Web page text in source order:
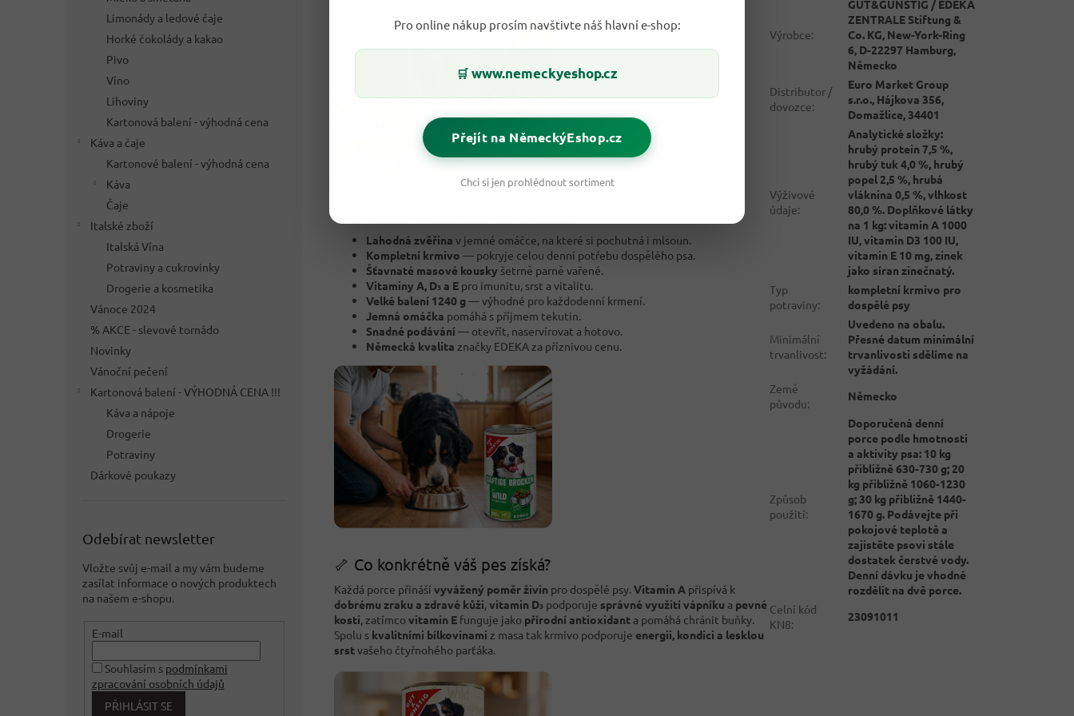
Pro online nákup prosím navštivte náš hlavní e-shop:
🛒 www.nemeckyeshop.cz
Přejít na NěmeckýEshop.cz
Chci si jen prohlédnout sortiment
Limonády a ledové čaje
Horké čokolády a kakao
Pivo
Víno
Lihoviny
Kartonová balení - výhodná cena
Káva a čaje
Kartonové balení - výhodná cena
Káva
Čaje
Italské zboží
Italská Vína
Potraviny a cukrovinky
Drogerie a kosmetika
Vánoce 2024
% AKCE - slevové tornádo
Novinky
Vánoční pečení
Kartonová balení - VÝHODNÁ CENA !!!
Káva a nápoje
Drogerie
Potraviny
Dárkové poukazy
Odebírat newsletter
Vložte svůj e-mail a my vám budeme
zasílat informace o nových produktech
na našem e-shopu.
E-mail
Souhlasím s podmínkami
zpracování osobních údajů
PŘIHLÁSIT SE
Lahodná zvěřina v jemné omáčce, na které si pochutná i mlsoun.
Kompletní krmivo — pokryje celou denní potřebu dospělého psa.
Šťavnaté masové kousky šetrně parně vařené.
Vitaminy A, D₃ a E pro imunitu, srst a vitalitu.
Velké balení 1240 g — výhodné pro každodenní krmení.
Jemná omáčka pomáhá s příjmem tekutin.
Snadné podávání — otevřít, naservírovat a hotovo.
Německá kvalita značky EDEKA za příznivou cenu.
🦴 Co konkrétně váš pes získá?
Každá porce přináší vyvážený poměr živin pro dospělé psy.Vitamin A přispívá k
dobrému zraku a zdravé kůži,vitamin D₃ podporuje správné využití vápníku a pevné
kosti, zatímcovitamin E funguje jako přírodní antioxidant a pomáhá chránit buňky.
Spolu s kvalitními bílkovinami z masa tak krmivo podporuje energii, kondici a lesklou
srstvašeho čtyřnohého parťáka.
Výrobce:
GUT&GÜNSTIG / EDEKA
ZENTRALE Stiftung &
Co. KG, New-York-Ring
6, D-22297 Hamburg,
Německo
Distributor /
dovozce:
Euro Market Group
s.r.o., Hájkova 356,
Domažlice, 34401
Výživové
údaje:
Analytické složky:
hrubý protein 7,5 %,
hrubý tuk 4,0 %, hrubý
popel 2,5 %, hrubá
vláknina 0,5 %, vlhkost
80,0 %. Doplňkové látky
na 1 kg: vitamin A 1000
IU, vitamin D3 100 IU,
vitamin E 10 mg, zinek
jako síran zinečnatý.
Typ
potraviny:
kompletní krmivo pro
dospělé psy
Minimální
trvanlivost:
Uvedeno na obalu.
Přesné datum minimální
trvanlivosti sdělíme na
vyžádání.
Země
původu:
Německo
Způsob
použití:
Doporučená denní
porce podle hmotnosti
a aktivity psa: 10 kg
přibližně 630-730 g; 20
kg přibližně 1060-1230
g; 30 kg přibližně 1440-
1670 g. Podávejte při
pokojové teplotě a
zajistěte psovi stále
dostatek čerstvé vody.
Denní dávku je vhodné
rozdělit na dvě porce.
Celní kód
KN8:
23091011